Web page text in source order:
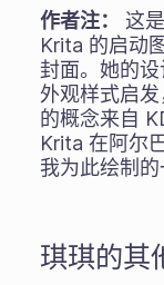
作者注：
这
Krita 的启动
封面。她的
外观样式启
的概念来自
Krita 在阿尔
我为此绘制的
琪琪的其